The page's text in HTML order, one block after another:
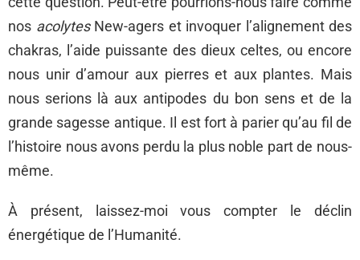
nos acolytesNew-agers et invoquer l’alignement des
chakras, l’aide puissante des dieux celtes, ou encore
nous unir d’amour aux pierres et aux plantes. Mais
nous serions là aux antipodes du bon sens et de la
grande sagesse antique. Il est fort à parier qu’au fil de
l’histoire nous avons perdu la plus noble part de nous-
même.
À présent, laissez-moi vous compter le déclin
énergétique de l’Humanité.